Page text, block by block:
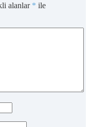
alanlar * ile